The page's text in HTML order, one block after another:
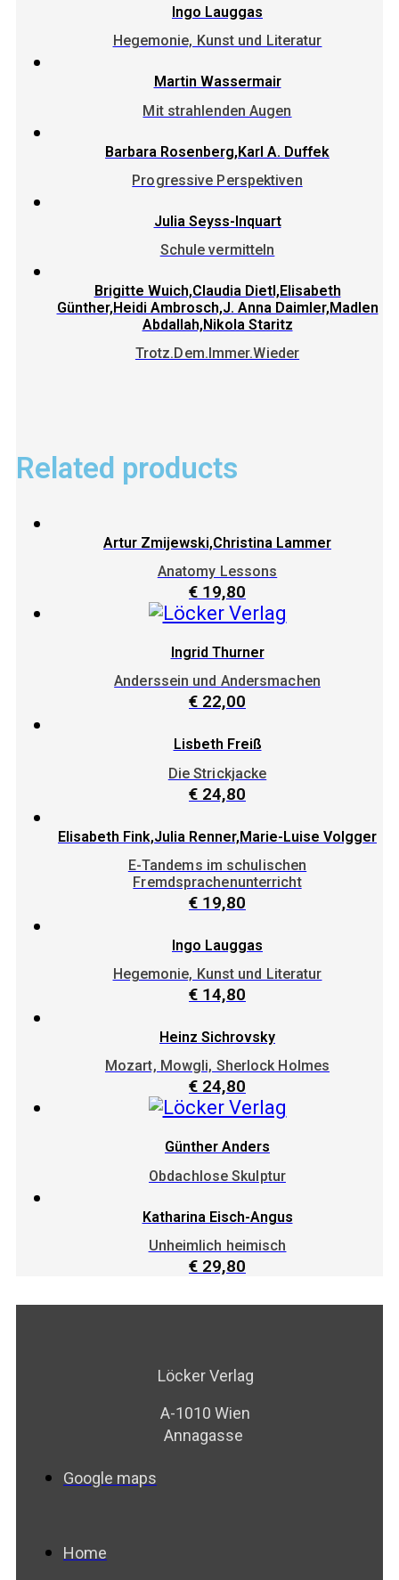
Ingo Lauggas
Hegemonie, Kunst und Literatur
Martin Wassermair
Mit strahlenden Augen
Barbara Rosenberg,Karl A. Duffek
Progressive Perspektiven
Julia Seyss-Inquart
Schule vermitteln
Brigitte Wuich,Claudia Dietl,Elisabeth
Günther,Heidi Ambrosch,J. Anna Daimler,Madlen
Abdallah,Nikola Staritz
Trotz.Dem.Immer.Wieder
Related products
Artur Zmijewski,Christina Lammer
Anatomy Lessons
€ 19,80
Ingrid Thurner
Anderssein und Andersmachen
€ 22,00
Lisbeth Freiß
Die Strickjacke
€ 24,80
Elisabeth Fink,Julia Renner,Marie-Luise Volgger
E-Tandems im schulischen
Fremdsprachenunterricht
€ 19,80
Ingo Lauggas
Hegemonie, Kunst und Literatur
€ 14,80
Heinz Sichrovsky
Mozart, Mowgli, Sherlock Holmes
€ 24,80
Günther Anders
Obdachlose Skulptur
Katharina Eisch-Angus
Unheimlich heimisch
€ 29,80
Löcker Verlag
A-1010 Wien
Annagasse
Google maps
Home